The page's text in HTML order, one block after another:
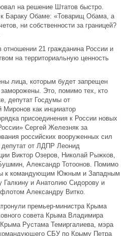
на решение Штатов быстро.
к Бараку Обаме: «Товарищ Обама, а
ни собственности за границей?
отношении 21 гражданина России и
на территориальную ценность
лица, которым будет запрещен
Это, помимо тех, кто
депутат Госдумы от
как инцииатор
присоединения к России новых
Сергей Железняк за
российских вооруженных сил
депутат от ЛДПР Леонид
Виктор Озеров, Николай Рыжков,
Александр Тотоонов. Помимо
к командующим Южным и Западным
Галкину и Анатолию Сидорову и
Александру Витко.
премьер-министра Крыма
совета Крыма Владимира
Рустама Темиргалиева, мэра
СБУ по Крыму Петра